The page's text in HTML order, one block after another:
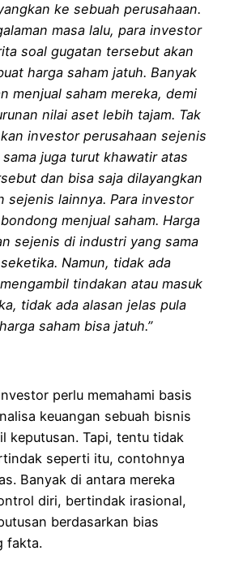
ke sebuah perusahaan.
masa lalu, para investor
soal gugatan tersebut akan
harga saham jatuh. Banyak
menjual saham mereka, demi
nilai aset lebih tajam. Tak
investor perusahaan sejenis
juga turut khawatir atas
dan bisa saja dilayangkan
sejenis lainnya. Para investor
menjual saham. Harga
sejenis di industri yang sama
Namun, tidak ada
tindakan atau masuk
tidak ada alasan jelas pula
saham bisa jatuh.”
perlu memahami basis
keuangan sebuah bisnis
keputusan. Tapi, tentu tidak
seperti itu, contohnya
Banyak di antara mereka
diri, bertindak irasional,
berdasarkan bias
fakta.